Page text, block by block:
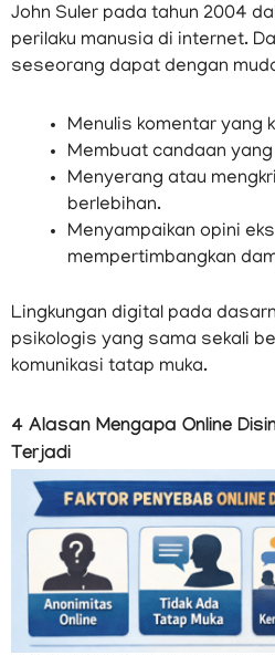
John Suler pada tahun 2004
perilaku manusia di internet.
seseorang dapat dengan
Menulis komentar yang
Membuat candaan
Menyerang atau
berlebihan.
Menyampaikan opini
mempertimbangkan
Lingkungan digital pada
psikologis yang sama sekali
komunikasi tatap muka.
4 Alasan Mengapa Online
Terjadi